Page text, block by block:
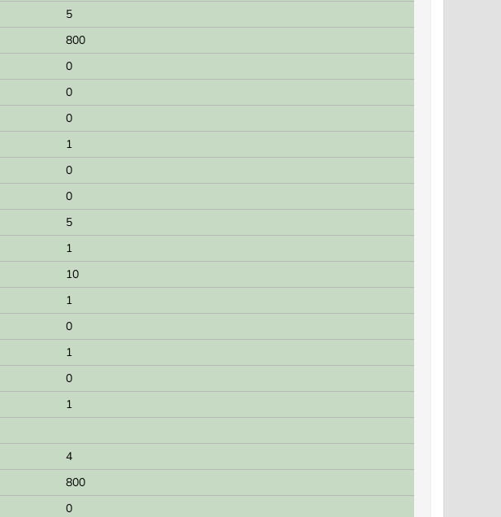
5
800
0
0
0
1
0
0
5
1
10
1
0
1
0
1
4
800
0